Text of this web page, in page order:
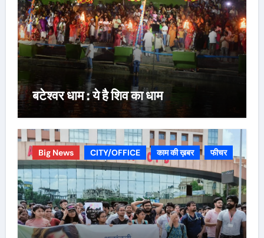
बटेश्वर धाम : ये है शिव का धाम
Big News CITY/OFFICE काम की ख़बर फीचर